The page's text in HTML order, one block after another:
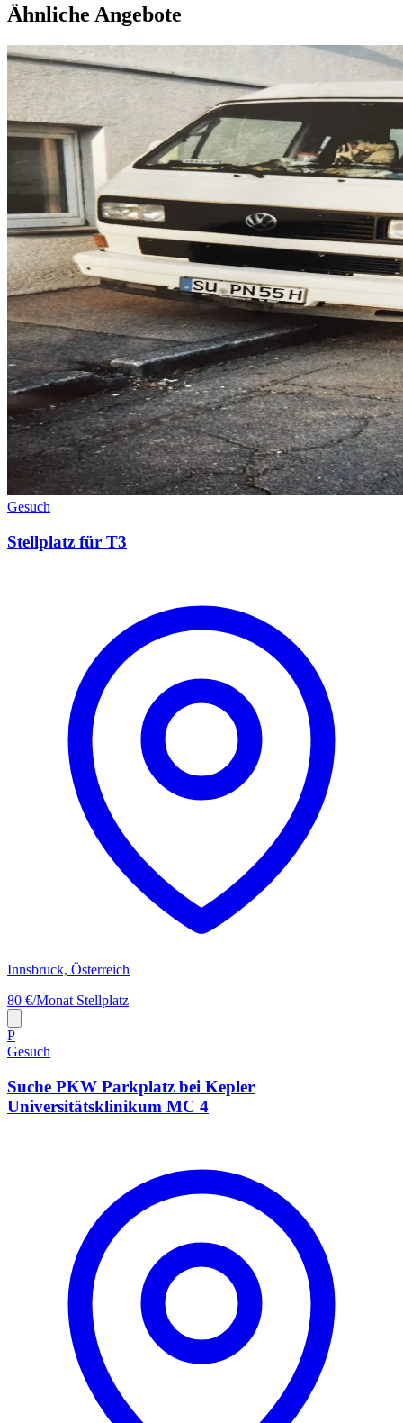
Ähnliche Angebote
Gesuch
Stellplatz für T3
Innsbruck, Österreich
80 €/Monat Stellplatz
P
Gesuch
Suche PKW Parkplatz bei Kepler
Universitätsklinikum MC 4